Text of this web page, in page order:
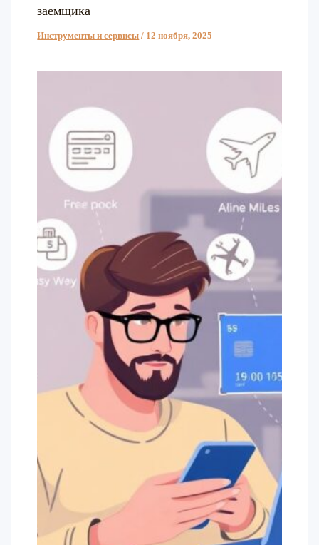
заемщика
Инструменты и сервисы / 12 ноября, 2025